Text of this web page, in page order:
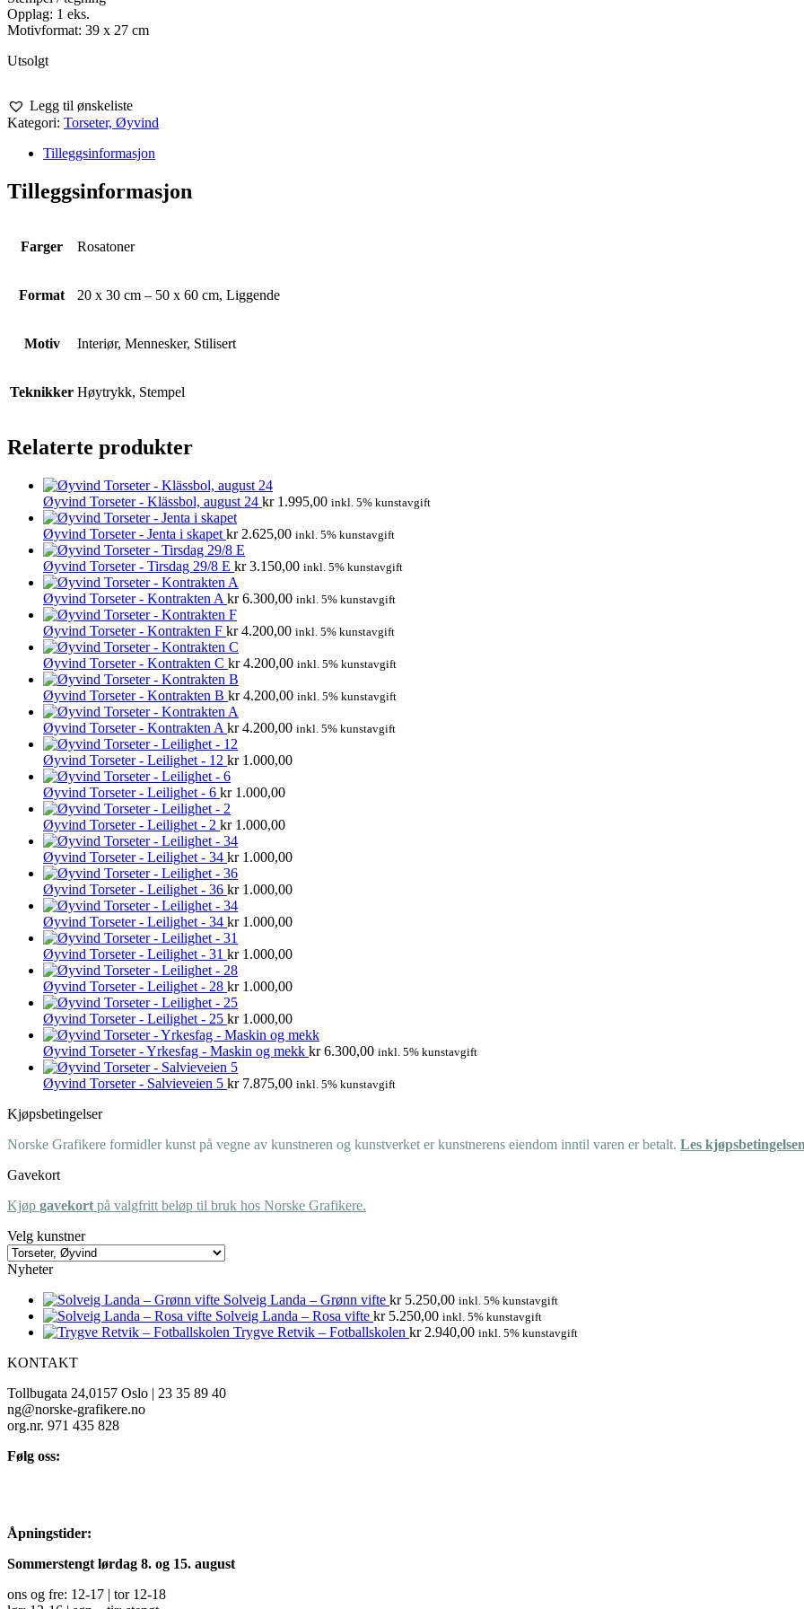
Opplag: 1 eks.
Motivformat: 39 x 27 cm
Utsolgt
Legg til ønskeliste
Kategori: Torseter, Øyvind
Tilleggsinformasjon
Tilleggsinformasjon
Farger Rosatoner
Format 20 x 30 cm – 50 x 60 cm, Liggende
Motiv Interiør, Mennesker, Stilisert
Teknikker Høytrykk, Stempel
Relaterte produkter
Øyvind Torseter - Klässbol, august 24 kr1.995,00 inkl. 5% kunstavgift
Øyvind Torseter - Jenta i skapet kr2.625,00 inkl. 5% kunstavgift
Øyvind Torseter - Tirsdag 29/8 E kr3.150,00 inkl. 5% kunstavgift
Øyvind Torseter - Kontrakten A kr6.300,00 inkl. 5% kunstavgift
Øyvind Torseter - Kontrakten F kr4.200,00 inkl. 5% kunstavgift
Øyvind Torseter - Kontrakten C kr4.200,00 inkl. 5% kunstavgift
Øyvind Torseter - Kontrakten B kr4.200,00 inkl. 5% kunstavgift
Øyvind Torseter - Kontrakten A kr4.200,00 inkl. 5% kunstavgift
Øyvind Torseter - Leilighet - 12 kr1.000,00
Øyvind Torseter - Leilighet - 6 kr1.000,00
Øyvind Torseter - Leilighet - 2 kr1.000,00
Øyvind Torseter - Leilighet - 34 kr1.000,00
Øyvind Torseter - Leilighet - 36 kr1.000,00
Øyvind Torseter - Leilighet - 34 kr1.000,00
Øyvind Torseter - Leilighet - 31 kr1.000,00
Øyvind Torseter - Leilighet - 28 kr1.000,00
Øyvind Torseter - Leilighet - 25 kr1.000,00
Øyvind Torseter - Yrkesfag - Maskin og mekk kr6.300,00 inkl. 5% kunstavgift
Øyvind Torseter - Salvieveien 5 kr7.875,00 inkl. 5% kunstavgift
Kjøpsbetingelser
Norske Grafikere formidler kunst på vegne av kunstneren og kunstverket er kunstnerens eiendom inntil varen er betalt. Les
Gavekort
Kjøp gavekort på valgfritt beløp til bruk hos Norske Grafikere.
Velg kunstner
Nyheter
Solveig Landa – Grønn vifte kr5.250,00 inkl. 5% kunstavgift
Solveig Landa – Rosa vifte kr5.250,00 inkl. 5% kunstavgift
Trygve Retvik – Fotballskolen kr2.940,00 inkl. 5% kunstavgift
KONTAKT
Tollbugata 24,0157 Oslo | 23 35 89 40
ng@norske-grafikere.no
org.nr. 971 435 828
Følg oss:
Åpningstider:
Sommerstengt lørdag 8. og 15. august
ons og fre: 12-17 | tor 12-18